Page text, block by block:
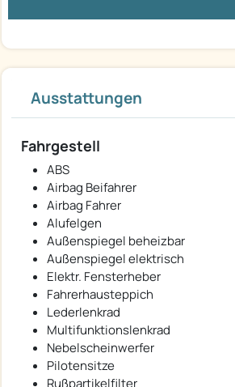
Ausstattungen
Fahrgestell
ABS
Airbag Beifahrer
Airbag Fahrer
Alufelgen
Außenspiegel beheizbar
Außenspiegel elektrisch
Elektr. Fensterheber
Fahrerhausteppich
Lederlenkrad
Multifunktionslenkrad
Nebelscheinwerfer
Pilotensitze
Rußpartikelfilter